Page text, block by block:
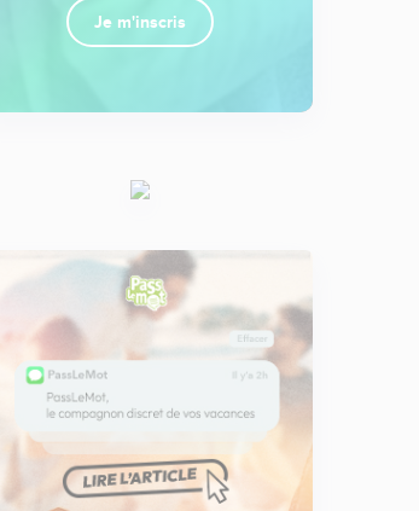
Je m'inscris